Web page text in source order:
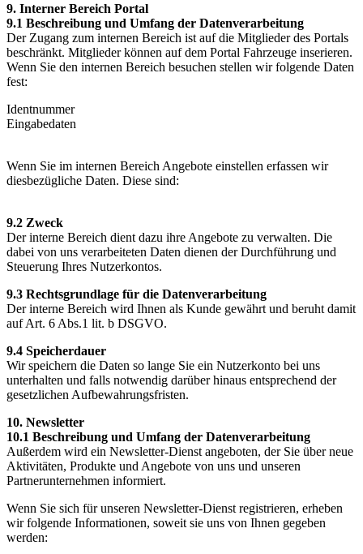
9. Interner Bereich Portal
9.1 Beschreibung und Umfang der Datenverarbeitung
Der Zugang zum internen Bereich ist auf die Mitglieder des Portals
beschränkt. Mitglieder können auf dem Portal Fahrzeuge inserieren.
Wenn Sie den internen Bereich besuchen stellen wir folgende Daten
fest:
Identnummer
Eingabedaten
Wenn Sie im internen Bereich Angebote einstellen erfassen wir
diesbezügliche Daten. Diese sind:
9.2 Zweck
Der interne Bereich dient dazu ihre Angebote zu verwalten. Die
dabei von uns verarbeiteten Daten dienen der Durchführung und
Steuerung Ihres Nutzerkontos.
9.3 Rechtsgrundlage für die Datenverarbeitung
Der interne Bereich wird Ihnen als Kunde gewährt und beruht damit
auf Art. 6 Abs.1 lit. b DSGVO.
9.4 Speicherdauer
Wir speichern die Daten so lange Sie ein Nutzerkonto bei uns
unterhalten und falls notwendig darüber hinaus entsprechend der
gesetzlichen Aufbewahrungsfristen.
10. Newsletter
10.1 Beschreibung und Umfang der Datenverarbeitung
Außerdem wird ein Newsletter-Dienst angeboten, der Sie über neue
Aktivitäten, Produkte und Angebote von uns und unseren
Partnerunternehmen informiert.
Wenn Sie sich für unseren Newsletter-Dienst registrieren, erheben
wir folgende Informationen, soweit sie uns von Ihnen gegeben
werden: